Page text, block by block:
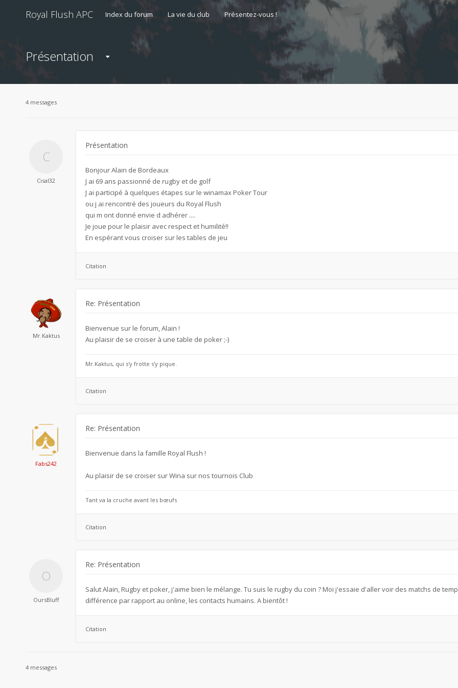
Royal Flush APC Index du forum La vie du club Présentez-vous !
Présentation
4 messages
Cisal32
Présentation
Bonjour Alain de Bordeaux
J ai 69 ans passionné de rugby et de golf
J ai participé à quelques étapes sur le winamax Poker Tour
ou j ai rencontré des joueurs du Royal Flush
qui m ont donné envie d adhérer ....
Je joue pour le plaisir avec respect et humilité!!
En espérant vous croiser sur les tables de jeu
Citation
Mr.Kaktus
Re: Présentation
Bienvenue sur le forum, Alain !
Au plaisir de se croiser à une table de poker ;-)
Mr.Kaktus, qui s'y frotte s'y pique.
Citation
Fabs242
Re: Présentation
Bienvenue dans la famille Royal Flush !
Au plaisir de se croiser sur Wina sur nos tournois Club
Tant va la cruche avant les bœufs
Citation
OursBluff
Re: Présentation
Salut Alain, Rugby et poker, j'aime bien le mélange. Tu suis le rugby du coin ? Moi j'essaie d'aller voir des matchs de
différence par rapport au online, les contacts humains. A bientôt !
Citation
4 messages